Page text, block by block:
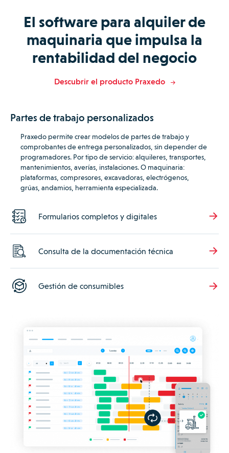
El software para alquiler de
maquinaria que impulsa la
rentabilidad del negocio
Descubrir el producto Praxedo
Partes de trabajo personalizados
Praxedo permite crear modelos de partes de trabajo y
comprobantes de entrega personalizados, sin depender de
programadores. Por tipo de servicio: alquileres, transportes,
mantenimientos, averías, instalaciones.O maquinaria:
plataformas, compresores, excavadoras, electrógenos,
grúas, andamios, herramienta especializada.
Formularios completos y digitales
Consulta de la documentación técnica
Gestión de consumibles